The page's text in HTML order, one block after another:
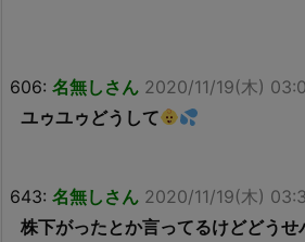
606: 名無しさん 2020/11/19(木)
ユゥユゥどうして
643: 名無しさん 2020/11/19(木)
株下がったとか言ってるけどどう